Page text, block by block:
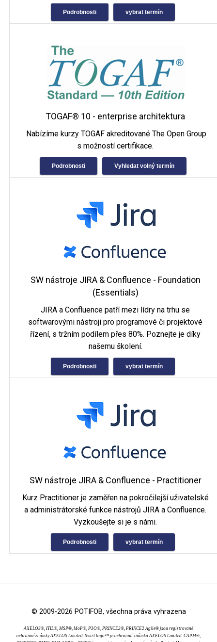
Podrobnosti vybrat termín
TOGAF® 10 - enterprise architektura
Nabízíme kurzy TOGAF akreditované The Open Group
s možností certifikace.
Podrobnosti Vyhledat volný termín
SW nástroje JIRA & Confluence - Foundation
(Essentials)
JIRA a Confluence patří mezi lídry na trhu se
softwarovými nástroji pro programové či projektové
řízení, s tržním podílem přes 80%. Poznejte je díky
našemu školení.
Podrobnosti vybrat termín
SW nástroje JIRA & Confluence - Practitioner
Kurz Practitioner je zaměřen na pokročilejší uživatelské
a administrátorské funkce nástrojů JIRA a Confluence.
Vyzkoušejte si je s námi.
Podrobnosti vybrat termín
© 2009-2026 POTIFOB, všechna práva vyhrazena
AXELOS®, ITIL®, MSP®, MoP®, P3O®, PRINCE2®, PRINCE2 Agile® jsou registrované
ochranné známky AXELOS Limited. Swirl logo™ je ochranná známka AXELOS Limited. CAPM®,